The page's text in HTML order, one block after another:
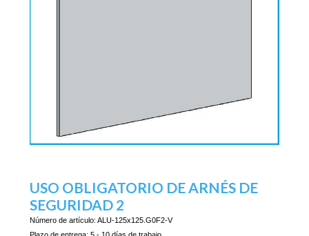
USO OBLIGATORIO DE ARNÉS DE
SEGURIDAD 2
Número de artículo: ALU-125x125.G0F2-V